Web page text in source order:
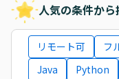
人気の条件から
リモート可 フ
Java
Python